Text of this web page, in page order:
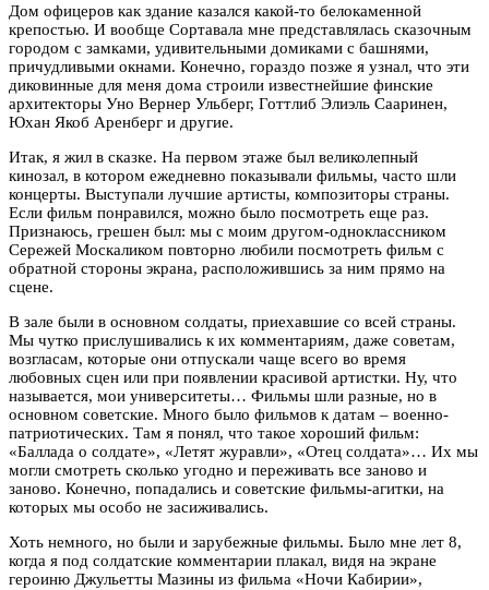
Дом офицеров как здание казался какой-то белокаменной
крепостью. И вообще Сортавала мне представлялась сказочным
городом с замками, удивительными домиками с башнями,
причудливыми окнами. Конечно, гораздо позже я узнал, что эти
диковинные для меня дома строили известнейшие финские
архитекторы Уно Вернер Ульберг, Готтлиб Элиэль Сааринен,
Юхан Якоб Аренберг и другие.
Итак, я жил в сказке. На первом этаже был великолепный
кинозал, в котором ежедневно показывали фильмы, часто шли
концерты. Выступали лучшие артисты, композиторы страны.
Если фильм понравился, можно было посмотреть еще раз.
Признаюсь, грешен был: мы с моим другом-одноклассником
Сережей Москаликом повторно любили посмотреть фильм с
обратной стороны экрана, расположившись за ним прямо на
сцене.
В зале были в основном солдаты, приехавшие со всей страны.
Мы чутко прислушивались к их комментариям, даже советам,
возгласам, которые они отпускали чаще всего во время
любовных сцен или при появлении красивой артистки. Ну, что
называется, мои университеты… Фильмы шли разные, но в
основном советские. Много было фильмов к датам – военно-
патриотических. Там я понял, что такое хороший фильм:
«Баллада о солдате», «Летят журавли», «Отец солдата»… Их мы
могли смотреть сколько угодно и переживать все заново и
заново. Конечно, попадались и советские фильмы-агитки, на
которых мы особо не засиживались.
Хоть немного, но были и зарубежные фильмы. Было мне лет 8,
когда я под солдатские комментарии плакал, видя на экране
героиню Джульетты Мазины из фильма «Ночи Кабирии»,